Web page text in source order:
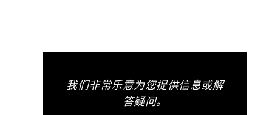
我们非常乐意为您提供信息或解
答疑问。